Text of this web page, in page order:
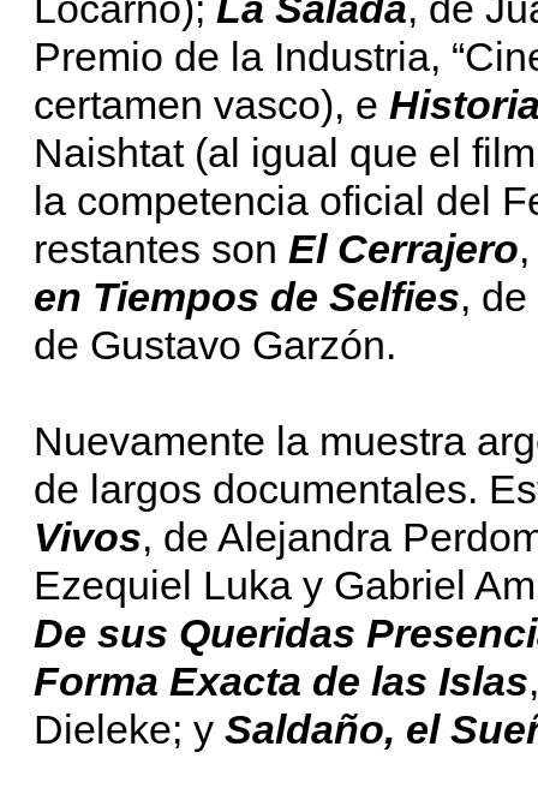
Premio de la Industria,
certamen vasco), e
Naishtat (al igual que el
la competencia oficial del
restantes son El Cerrajero
en Tiempos de Selfies,
de Gustavo Garzón.
Nuevamente la muestra
de largos documentales.
Vivos, de Alejandra
Ezequiel Luka y Gabriel
De sus Queridas
Forma Exacta de las Islas
Dieleke; y Saldaño, el